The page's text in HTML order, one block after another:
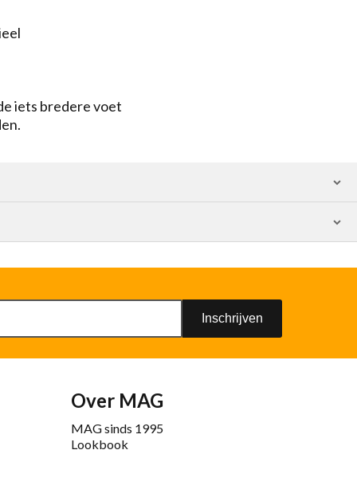
iets bredere voet
Inschrijven
Over MAG
MAG sinds 1995
Lookbook